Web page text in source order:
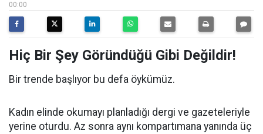
00:00
Hiç Bir Şey Göründüğü Gibi Değildir!
Bir trende başlıyor bu defa öykümüz.
Kadın elinde okumayı planladığı dergi ve gazeteleriyle
yerine oturdu. Az sonra aynı kompartımana yanında üç